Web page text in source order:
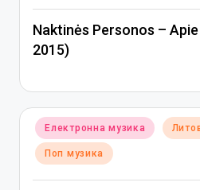
Naktinės Personos –
2015)
Posted
in
Електронна музика
Поп музика